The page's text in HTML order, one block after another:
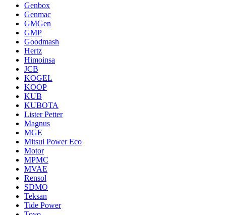
Genbox
Genmac
GMGen
GMP
Goodmash
Hertz
Himoinsa
JCB
KOGEL
KOOP
KUB
KUBOTA
Lister Petter
Magnus
MGE
Mitsui Power Eco
Motor
MPMC
MVAE
Rensol
SDMO
Teksan
Tide Power